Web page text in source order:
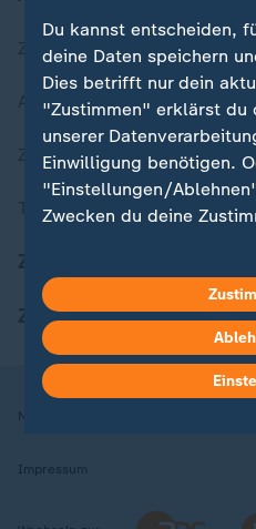
Zuletzt veröffentlicht
Aktuelle Sendungs-Videos
ZDFheute Stories
Themen im Überblick
ZDFheute Apps
Nutzungsbedingungen
Impressum
Du kannst entscheiden,
deine Daten speichern
Dies betrifft nur dein
"Zustimmen" erklärst du
unserer
Einwilligung benötigen.
"Einstellungen/
Zwecken du deine
in deinen Einstellungen
Hier findest du das
Weitere Informationen
Datenschutzerklärung.